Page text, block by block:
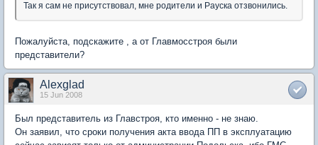
Так я сам не присутствовал, мне родители и Рауска отзвонились.
Пожалуйста, подскажите , а от Главмосстроя были
представители?
Alexglad
15 Jun 2008
Был представитель из Главстроя, кто именно - не знаю.
Он заявил, что сроки получения акта ввода ПП в эксплуатацию